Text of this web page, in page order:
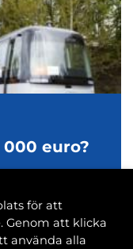
euro?
för att
Genom att klicka
använda alla